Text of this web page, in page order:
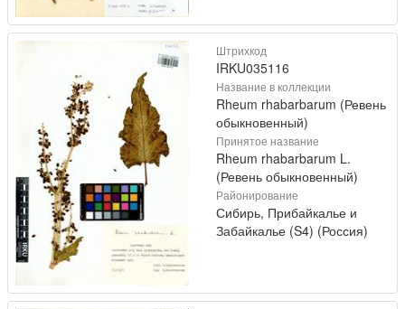
Штрихкод
IRKU035116
Название в коллекции
Rheum rhabarbarum (Ревень
обыкновенный)
Принятое название
Rheum rhabarbarum L.
(Ревень обыкновенный)
Районирование
Сибирь, Прибайкалье и
Забайкалье (S4) (Россия)